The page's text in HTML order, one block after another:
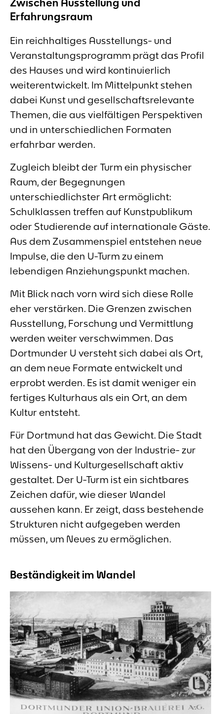
Erfahrungsraum
Ein reichhaltiges Ausstellungs- und
Veranstaltungsprogramm prägt das Profil
des Hauses und wird kontinuierlich
weiterentwickelt. Im Mittelpunkt stehen
dabei Kunst und gesellschaftsrelevante
Themen, die aus vielfältigen Perspektiven
und in unterschiedlichen Formaten
erfahrbar werden.
Zugleich bleibt der Turm ein physischer
Raum, der Begegnungen
unterschiedlichster Art ermöglicht:
Schulklassen treffen auf Kunstpublikum
oder Studierende auf internationale Gäste.
Aus dem Zusammenspiel entstehen neue
Impulse, die den U-Turm zu einem
lebendigen Anziehungspunkt machen.
Mit Blick nach vorn wird sich diese Rolle
eher verstärken. Die Grenzen zwischen
Ausstellung, Forschung und Vermittlung
werden weiter verschwimmen. Das
Dortmunder U versteht sich dabei als Ort,
an dem neue Formate entwickelt und
erprobt werden. Es ist damit weniger ein
fertiges Kulturhaus als ein Ort, an dem
Kultur entsteht.
Für Dortmund hat das Gewicht. Die Stadt
hat den Übergang von der Industrie- zur
Wissens- und Kulturgesellschaft aktiv
gestaltet. Der U-Turm ist ein sichtbares
Zeichen dafür, wie dieser Wandel
aussehen kann. Er zeigt, dass bestehende
Strukturen nicht aufgegeben werden
müssen, um Neues zu ermöglichen.
Beständigkeit im Wandel